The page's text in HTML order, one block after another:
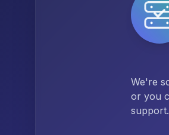
We're
or you
support.